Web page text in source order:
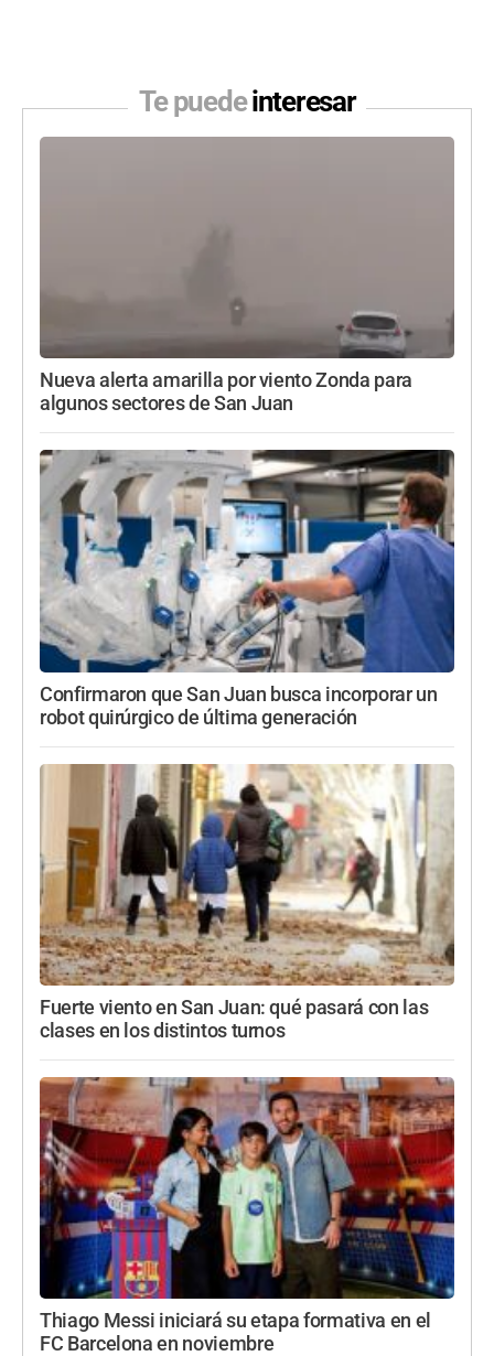
Te puedeinteresar
Nueva alerta amarilla por viento Zonda para
algunos sectores de San Juan
Confirmaron que San Juan busca incorporar un
robot quirúrgico de última generación
Fuerte viento en San Juan: qué pasará con las
clases en los distintos turnos
Thiago Messi iniciará su etapa formativa en el
FC Barcelona en noviembre